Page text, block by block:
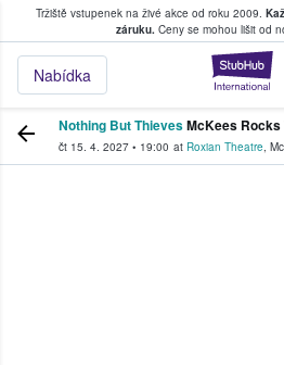
Tržiště vstupenek na živé akce od roku 2009.
záruku.Ceny se mohou lišit od
Nabídka
kde fanoušci kupují a
Nothing But ThievesMcKees
čt 15. 4. 2027 • 19:00 at Roxian Theatre,